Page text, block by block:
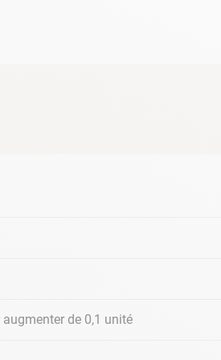
le confort de baignade et
de 0,1 unité